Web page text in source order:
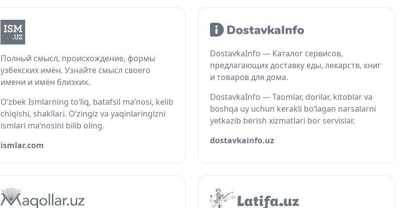
Полный смысл, происхождение, формы
узбекских имён. Узнайте смысл своего
имени и имён близких.
O‘zbek Ismlarning to‘liq, batafsil ma’nosi, kelib
chiqishi, shakllari. O‘zingiz va yaqinlaringizni
ismlari ma’nosini bilib oling.
ismlar.com
DostavkaInfo — Каталог сервисов,
предлагающих доставку еды, лекарств, книг
и товаров для дома.
DostavkaInfo — Taomlar, dorilar, kitoblar va
boshqa uy uchun kerakli bo‘lagan narsalarni
yetkazib berish xizmatlari bor servislar.
dostavkainfo.uz